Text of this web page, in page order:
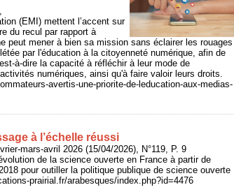
(EMI) mettent l’accent sur
du recul par rapport à
peut mener à bien sa mission sans éclairer les rouages
par l'éducation à la citoyenneté numérique, afin de
à-dire la capacité à réfléchir à leur mode de
numériques, ainsi qu'à faire valoir leurs droits.
avertis-une-priorite-de-leducation-aux-medias-
à l’échelle réussi
mars-avril 2026 (15/04/2026), N°119, P. 9
de la science ouverte en France à partir de
pour outiller la politique publique de science ouverte
prairial.fr/arabesques/index.php?id=4476